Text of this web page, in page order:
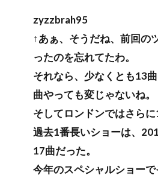
zyzzbrah95
↑あぁ、そうだね、前回の
ったのを忘れてたわ。
それなら、少なくとも13
曲やっても変じゃないね。
そしてロンドンではさらに
過去1番長いショーは、
17曲だった。
今年のスペシャルショー